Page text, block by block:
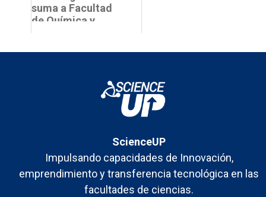
través de Foc...
suma a Facultad
de Química y
ScienceUP
Impulsando capacidades de Innovación,
emprendimiento y transferencia tecnológica en las
facultades de ciencias.